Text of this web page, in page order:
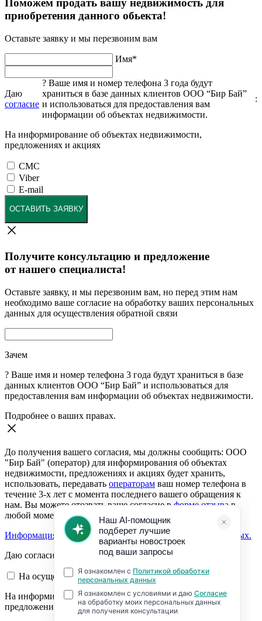
Поможем продать вашу недвижимость для
приобретения данного обьекта!
Оставьте заявку и мы перезвоним вам
Имя*
Даю
согласие
? Ваше имя и номер телефона 3 года будут
храниться в базе данных клиентов ООО “Бир Бай”
и использоваться для предоставления вам
информации об объектах недвижимости.
:
На информирование об объектах недвижимости,
предложениях и акциях
СМС
Viber
E-mail
ОСТАВИТЬ ЗАЯВКУ
Получите консультацию и предложение
от нашего специалиста!
Оставьте заявку, и мы перезвоним вам, но перед этим нам
необходимо ваше согласие на обработку ваших персональных
данных для осуществления обратной связи
Зачем
? Ваше имя и номер телефона 3 года будут храниться в базе
данных клиентов ООО “Бир Бай” и использоваться для
предоставления вам информации об объектах недвижимости.
Подробнее о ваших правах.
До получения вашего согласия, мы должны сообщить: ООО
"Бир Бай" (оператор) для информирования об объектах
недвижимости, предложениях и акциях будет хранить,
использовать, передавать операторам ваш номер телефона в
течение 3-х лет с момента последнего вашего обращения к
нам. Вы можете отозвать ваше согласие вформе отзывав
любой момент.
Информация о согласии на обработку персональных данных.
Даю согласие:
На осуществление обратной связи
На информирование об объектах недвижимости,
предложениях и акциях